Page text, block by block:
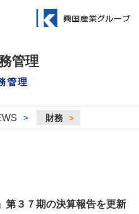
管理
> 財務 >
第３７期の決算報告を更新